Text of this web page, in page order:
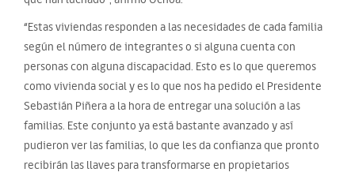
“Estas viviendas responden a las necesidades de cada familia
según el número de integrantes o si alguna cuenta con
personas con alguna discapacidad. Esto es lo que queremos
como vivienda social y es lo que nos ha pedido el Presidente
Sebastián Piñera a la hora de entregar una solución a las
familias. Este conjunto ya está bastante avanzado y así
pudieron ver las familias, lo que les da confianza que pronto
recibirán las llaves para transformarse en propietarios